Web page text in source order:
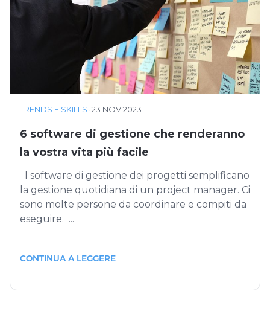
TRENDS E SKILLS ·23 NOV 2023
6 software di gestione che renderanno
la vostra vita più facile
I software di gestione dei progetti semplificano
la gestione quotidiana di un project manager. Ci
sono molte persone da coordinare e compiti da
eseguire. ...
CONTINUA A LEGGERE